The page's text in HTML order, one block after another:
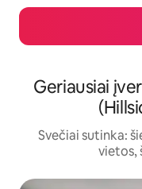
Geriausiai
Svečiai sutinka:
vietos,